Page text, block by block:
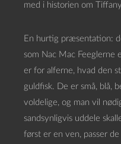
med i historien om
En hurtig præsentation:
som Nac Mac Feeglerne
er for alferne, hvad den
guldfisk. De er små, blå,
voldelige, og man vil
sandsynligvis uddele
først er en ven, passer